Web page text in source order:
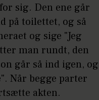
sig. Den ene går
på toilettet, og så
og sige "Jeg
man rundt, den
går så ind igen, og
Når begge parter
akten.